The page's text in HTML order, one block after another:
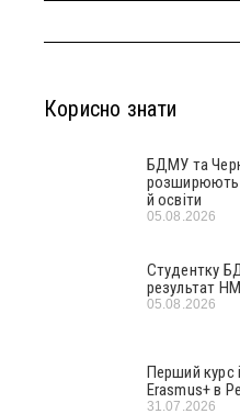
Корисно знати
БДМУ та
розширюють
й освіти
05.08.2026
Студентку
результат
05.08.2026
Перший курс
Erasmus+ в
31.07.2026